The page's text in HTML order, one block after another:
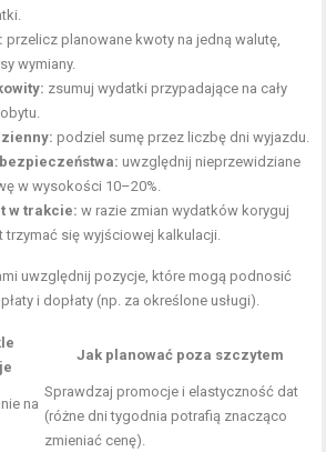
przelicz planowane kwoty na jedną walutę,
wymiany.
zsumuj wydatki przypadające na cały
podziel sumę przez liczbę dni wyjazdu.
uwzględnij nieprzewidziane
w wysokości 10–20%.
w trakcie: w razie zmian wydatków koryguj
trzymać się wyjściowej kalkulacji.
uwzględnij pozycje, które mogą podnosić
i dopłaty (np. za określone usługi).
Jak planować poza szczytem
na
Sprawdzaj promocje i elastyczność dat
(różne dni tygodnia potrafią znacząco
zmieniać cenę).